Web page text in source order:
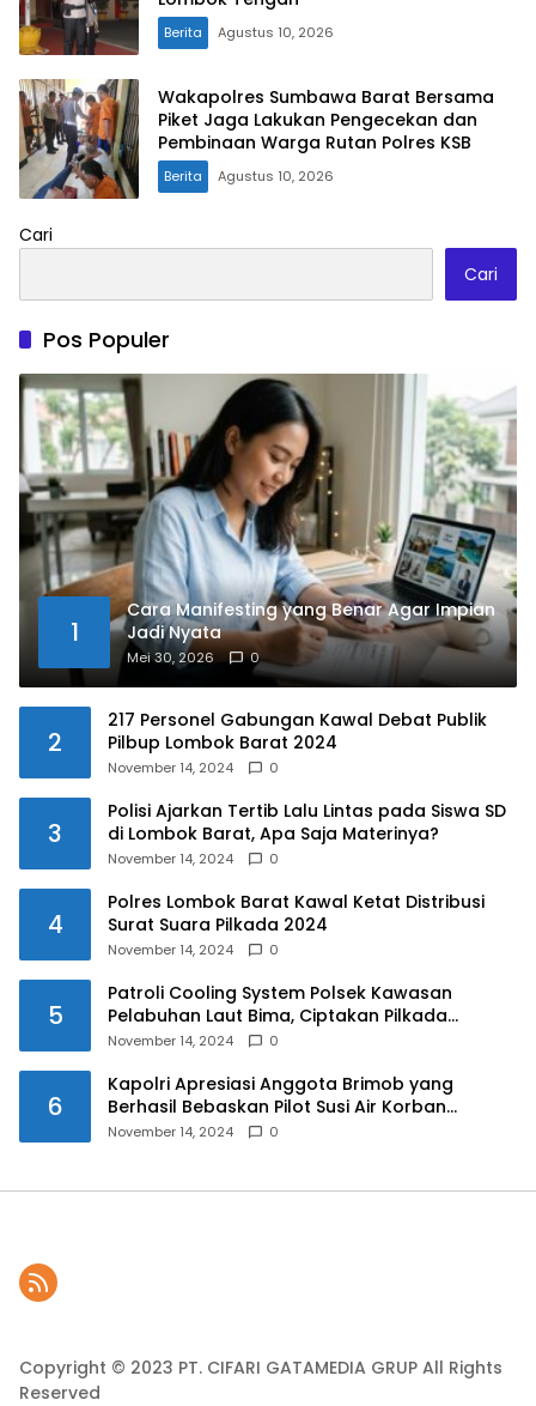
Berita Agustus 10, 2026
Wakapolres Sumbawa Barat Bersama
Piket Jaga Lakukan Pengecekan dan
Pembinaan Warga Rutan Polres KSB
Berita Agustus 10, 2026
Cari
Cari
Pos Populer
1
Cara Manifesting yang Benar Agar Impian
Jadi Nyata
Mei 30, 2026 0
2
217 Personel Gabungan Kawal Debat Publik
Pilbup Lombok Barat 2024
November 14, 2024 0
3
Polisi Ajarkan Tertib Lalu Lintas pada Siswa SD
di Lombok Barat, Apa Saja Materinya?
November 14, 2024 0
4
Polres Lombok Barat Kawal Ketat Distribusi
Surat Suara Pilkada 2024
November 14, 2024 0
5
Patroli Cooling System Polsek Kawasan
Pelabuhan Laut Bima, Ciptakan Pilkada
Serentak 2024 yang Aman dan Damai
November 14, 2024 0
6
Kapolri Apresiasi Anggota Brimob yang
Berhasil Bebaskan Pilot Susi Air Korban
Penyanderaan KKB
November 14, 2024 0
Copyright © 2023 PT. CIFARI GATAMEDIA GRUP All Rights
Reserved